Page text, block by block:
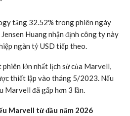
tăng 32.52% trong phiên ngày
Huang nhận định công ty này
ngàn tỷ USD tiếp theo.
lớn nhất lịch sử của Marvell,
thiết lập vào tháng 5/2023. Nếu
Marvell đã gấp hơn 3 lần.
Marvell từ đầu năm 2026